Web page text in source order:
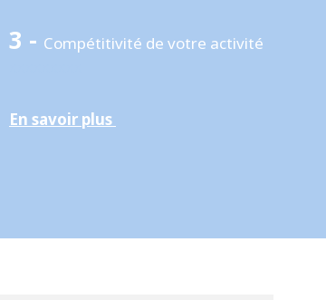
3 - Compétitivité de votre activité
En savoir plus